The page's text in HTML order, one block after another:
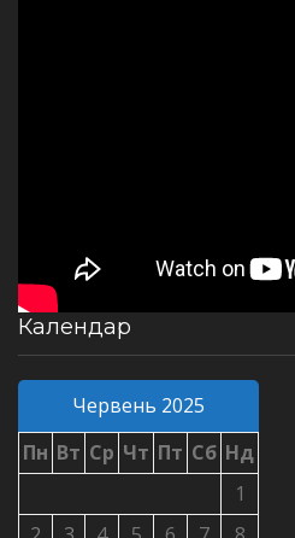
Календар
Червень 2025
Пн Вт Ср Чт Пт Сб Нд
1